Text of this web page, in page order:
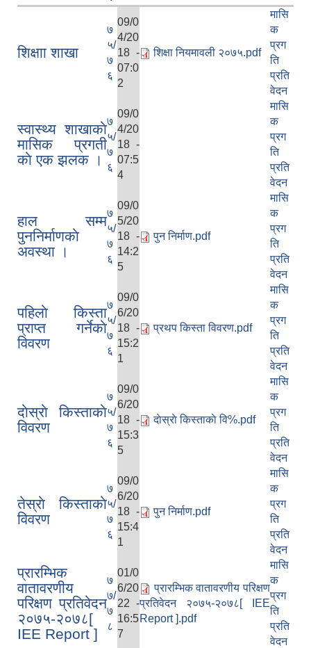
शिक्षाा शाखा
७
५/
७
६
09/0
4/20
18 -
07:0
2
शिक्षा नियमावली २०७५.pdf
मासि
क
प्रग
ति
प्रति
वेदन
स्वास्थ्य शाखाकाे
मासिक प्रगती
काे एक झलक ।
७
५/
७
६
09/0
4/20
18 -
07:5
4
मासि
क
प्रग
ति
प्रति
वेदन
हाल सम्म
पुननिर्माणकाे
अवस्था ।
७
५/
७
६
09/0
5/20
18 -
14:2
5
पुन निर्माण.pdf
मासि
क
प्रग
ति
प्रति
वेदन
पहिलाे किस्ता
प्राप्त गर्नेकाे
विवरण
७
५/
७
६
09/0
6/20
18 -
15:2
1
प्रथप किस्ता विवरण.pdf
मासि
क
प्रग
ति
प्रति
वेदन
दाेस्राे किस्ताकाे
विवरण
७
५/
७
६
09/0
6/20
18 -
15:3
5
दाेस्राे किस्ताकाे वि%.pdf
मासि
क
प्रग
ति
प्रति
वेदन
तेस्राे किस्ताकाे
विवरण
७
५/
७
६
09/0
6/20
18 -
15:4
1
पुन निर्माण.pdf
मासि
क
प्रग
ति
प्रति
वेदन
प्रारम्भिक
वातावरणीय
परिक्षण प्रतिवेदन
२०७५-२०७८[
IEE Report ]
७
७/
७
८
01/0
6/20
22 -
16:5
7
प्रारम्भिक वातावरणीय परिक्षण
प्रतिवेदन २०७५-२०७८[ IEE
Report ].pdf
मासि
क
प्रग
ति
प्रति
वेदन